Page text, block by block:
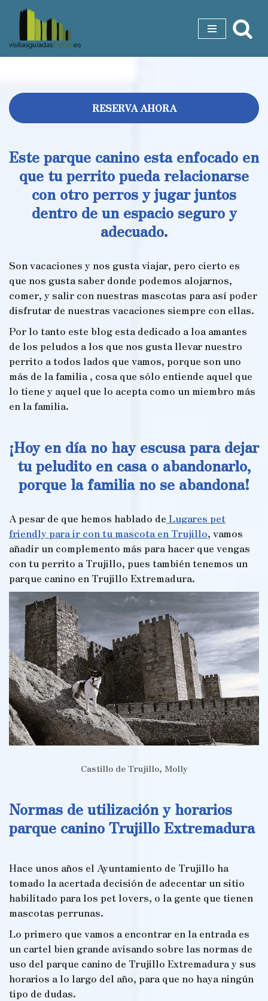
Saltar
al
RESERVA AHORA
Este parque canino esta enfocado en
que tu perrito pueda relacionarse
con otro perros y jugar juntos
dentro de un espacio seguro y
adecuado.
Son vacaciones y nos gusta viajar, pero cierto es
que nos gusta saber donde podemos alojarnos,
comer, y salir con nuestras mascotas para así poder
disfrutar de nuestras vacaciones siempre con ellas.
Por lo tanto este blog esta dedicado a loa amantes
de los peludos a los que nos gusta llevar nuestro
perrito a todos lados que vamos, porque son uno
más de la familia , cosa que sólo entiende aquel que
lo tiene y aquel que lo acepta como un miembro más
en la familia.
¡Hoy en día no hay escusa para dejar
tu peludito en casa o abandonarlo,
porque la familia no se abandona!
A pesar de que hemos hablado de Lugares pet
friendly para ir con tu mascota en Trujillo, vamos
añadir un complemento más para hacer que vengas
con tu perrito a Trujillo, pues también tenemos un
parque canino en Trujillo Extremadura.
Castillo de Trujillo, Molly
Normas de utilización y horarios
parque canino Trujillo Extremadura
Hace unos años el Ayuntamiento de Trujillo ha
tomado la acertada decisión de adecentar un sitio
habilitado para los pet lovers, o la gente que tienen
mascotas perrunas.
Lo primero que vamos a encontrar en la entrada es
un cartel bien grande avisando sobre las normas de
uso del parque canino de Trujillo Extremadura y sus
horarios a lo largo del año, para que no haya ningún
tipo de dudas.